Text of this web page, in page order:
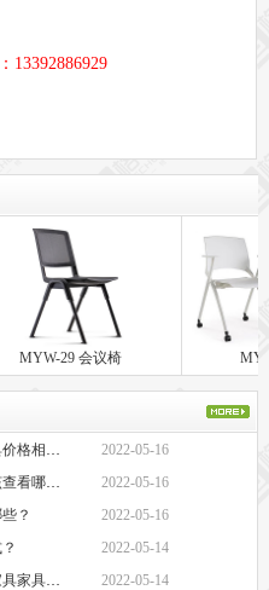
13392886929
MYW-29 会议椅
2022-05-16
·办公家具厂家-选择办公家具厂家时应该查看哪些方面？
2022-05-16
？
2022-05-16
2022-05-14
·办公椅子图片大全价格-如何延长办公家具家具的保质期？
2022-05-14